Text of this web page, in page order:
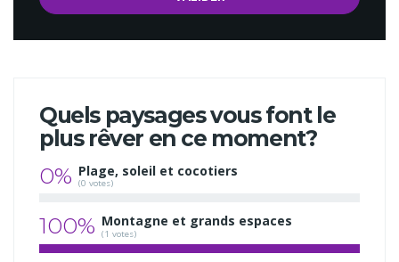
Quels paysages vous font le
plus rêver en ce moment?
0% Plage, soleil et cocotiers
(0 votes)
100% Montagne et grands espaces
(1 votes)